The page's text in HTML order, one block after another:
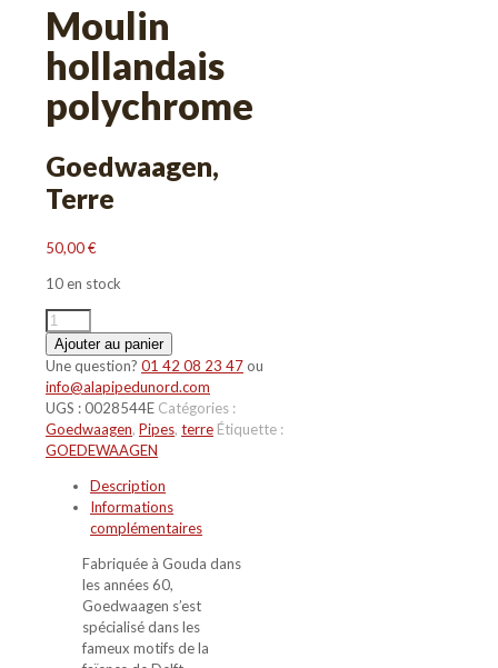
Moulin
hollandais
polychrome
Goedwaagen,
Terre
50,00€
10 en stock
quantité
de
Moulin
hollandais
polychrome
Ajouter au panier
Une question? 01 42 08 23 47ou
info@alapipedunord.com
UGS :0028544E Catégories :
Goedwaagen, Pipes, terre Étiquette :
GOEDEWAAGEN
Description
Informations
complémentaires
Fabriquée à Gouda dans
les années 60,
Goedwaagen s’est
spécialisé dans les
fameux motifs de la